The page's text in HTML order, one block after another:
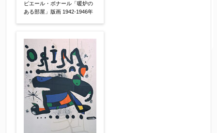
ご住所 【必須】
ピエール・ボナール「暖炉の
ある部屋」版画 1942-1946年